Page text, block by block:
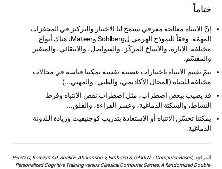
ختاماً
إنّ الانتباه معالجة معرفي يسمح لنا الاختيار والتركيز في المحفزات
المهمّة. وفقاً للنموذج الهرمي لSohlberg وMateer، هناك أنواع
مختلفة: الإثارة، والانتباخ المركّز، والمتواصل، والانتقائي، والمتغير
والمقسّم.
يتمّ تقييم الانتباه باختبارات عصبية-نفسية يمكننا قياسه في مجالات
مختلفة للحياة (المجال الأكاديمي، والطبي، والمهني...).
قد يصيب ببعض اضطراب، مثل اضطراب نقص الانتباه وفرط
النشاط، والسكتة الدماغية، وعسر القراءة، والقلق...
يمكننا تحسّن الانتباه أو الاستعادة بتدريب كوجنيفيت وزيادة اللدونة
الدماغية.
المراجع: Peretz C, Korczyn AD, Shatil E, Aharonson V, Birnboim S, Giladi N. - Computer-Based,
Personalized Cognitive Training versus Classical Computer Games: A Randomized Double-